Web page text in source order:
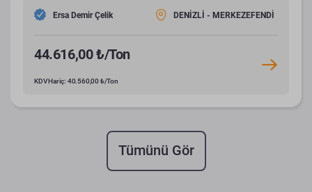
Ersa Demir Çelik DENİZLİ - MERKEZEFENDİ
44.616,00 ₺/Ton
KDV Hariç: 40.560,00 ₺/Ton
Tümünü Gör